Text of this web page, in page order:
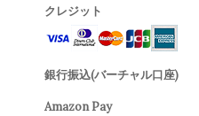
クレジット
銀行振込(バーチャル口座)
Amazon Pay